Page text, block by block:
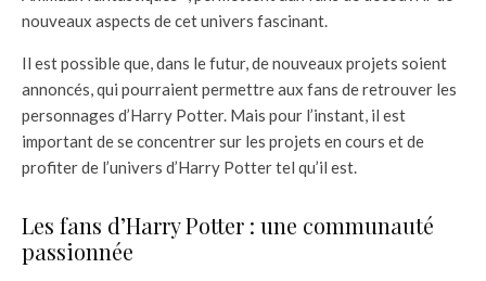
nouveaux aspects de cet univers fascinant.
Il est possible que, dans le futur, de nouveaux projets soient
annoncés, qui pourraient permettre aux fans de retrouver les
personnages d’Harry Potter. Mais pour l’instant, il est
important de se concentrer sur les projets en cours et de
profiter de l’univers d’Harry Potter tel qu’il est.
Les fans d’Harry Potter : une communauté
passionnée